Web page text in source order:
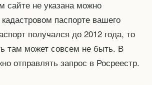
сайте не указана можно
паспорте вашего
получался до 2012 года, то
там может совсем не быть. В
отправлять запрос в Росреестр.